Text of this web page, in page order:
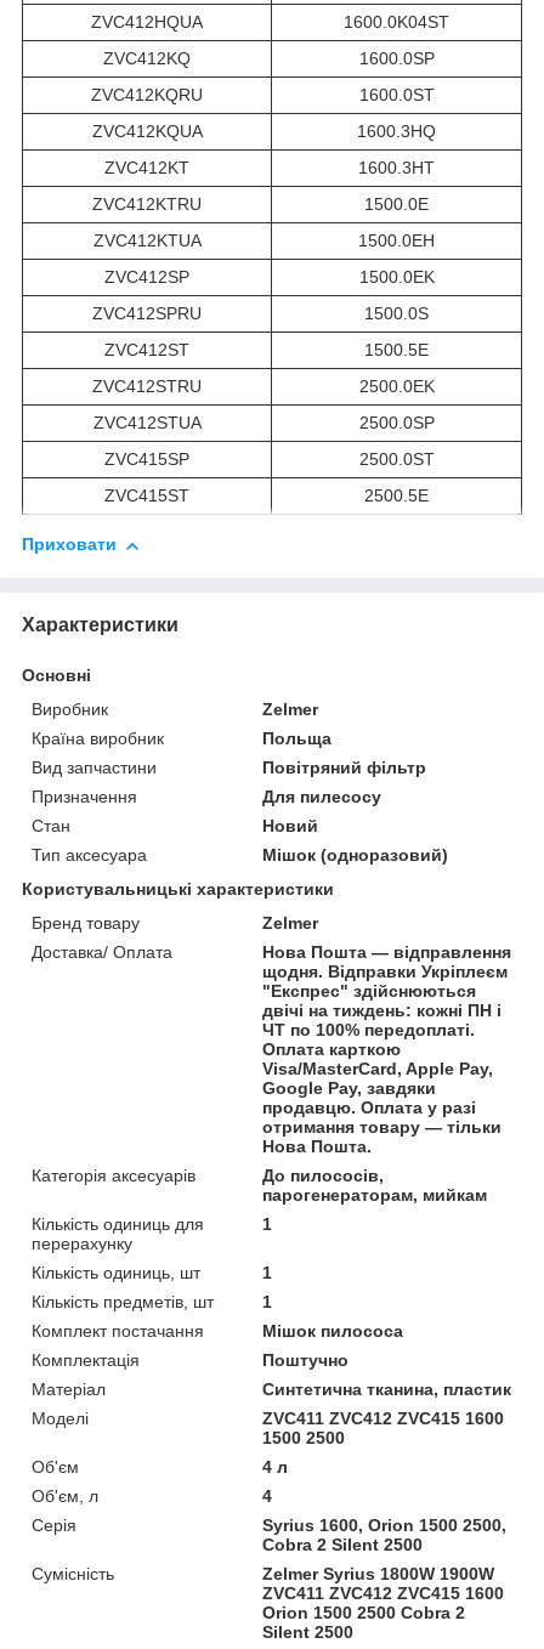
ZVC412HQUA
1600.0K04ST
ZVC412KQ
1600.0SP
ZVC412KQRU
1600.0ST
ZVC412KQUA
1600.3HQ
ZVC412KT
1600.3HT
ZVC412KTRU
1500.0E
ZVC412KTUA
1500.0EH
ZVC412SP
1500.0EK
ZVC412SPRU
1500.0S
ZVC412ST
1500.5E
ZVC412STRU
2500.0EK
ZVC412STUA
2500.0SP
ZVC415SP
2500.0ST
ZVC415ST
2500.5E
Приховати
Характеристики
Основні
Виробник
Zelmer
Країна виробник
Польща
Вид запчастини
Повітряний фільтр
Призначення
Для пилесосу
Стан
Новий
Тип аксесуара
Мішок (одноразовий)
Користувальницькі характеристики
Бренд товару
Zelmer
Доставка/ Оплата
Нова Пошта — відправлення
щодня. Відправки Укріплеєм
"Експрес" здійснюються
двічі на тиждень: кожні ПН і
ЧТ по 100% передоплаті.
Оплата карткою
Visa/MasterCard, Apple Pay,
Google Pay, завдяки
продавцю. Оплата у разі
отримання товару — тільки
Нова Пошта.
Категорія аксесуарів
До пилососів,
парогенераторам, мийкам
Кількість одиниць для
перерахунку
1
Кількість одиниць, шт
1
Кількість предметів, шт
1
Комплект постачання
Мішок пилососа
Комплектація
Поштучно
Матеріал
Синтетична тканина, пластик
Моделі
ZVC411 ZVC412 ZVC415 1600
1500 2500
Об'єм
4 л
Об'єм, л
4
Серія
Syrius 1600, Orion 1500 2500,
Cobra 2 Silent 2500
Сумісність
Zelmer Syrius 1800W 1900W
ZVC411 ZVC412 ZVC415 1600
Orion 1500 2500 Cobra 2
Silent 2500